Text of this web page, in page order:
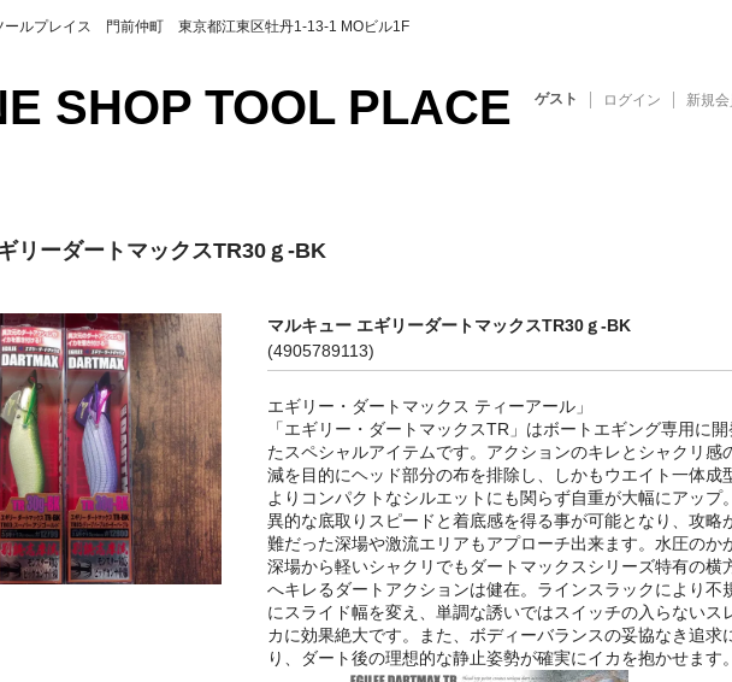
ールプレイス 門前仲町 東京都江東区牡丹1-13-1 MOビル1F
SHOP TOOL PLACE ゲスト ログイン 新規
リーダートマックスTR30ｇ-BK
マルキュー エギリーダートマックスTR30ｇ-BK
(4905789113)
エギリー・ダートマックス ティーアール」
「エギリー・ダートマックスTR」はボートエギング専用に開
たスペシャルアイテムです。アクションのキレとシャクリ感
減を目的にヘッド部分の布を排除し、しかもウエイト一体成
よりコンパクトなシルエットにも関らず自重が大幅にアップ
異的な底取りスピードと着底感を得る事が可能となり、攻略
難だった深場や激流エリアもアプローチ出来ます。水圧のか
深場から軽いシャクリでもダートマックスシリーズ特有の横
へキレるダートアクションは健在。ラインスラックにより不
にスライド幅を変え、単調な誘いではスイッチの入らないス
カに効果絶大です。また、ボディーバランスの妥協なき追求
り、ダート後の理想的な静止姿勢が確実にイカを抱かせます。